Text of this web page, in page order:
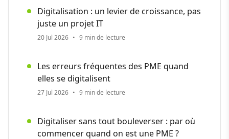
Digitalisation : un levier de croissance, pas
juste un projet IT
20 Jul 2026 • 9 min de lecture
Les erreurs fréquentes des PME quand
elles se digitalisent
27 Jul 2026 • 9 min de lecture
Digitaliser sans tout bouleverser : par où
commencer quand on est une PME ?